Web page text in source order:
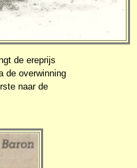
de ereprijs
de overwinning
naar de